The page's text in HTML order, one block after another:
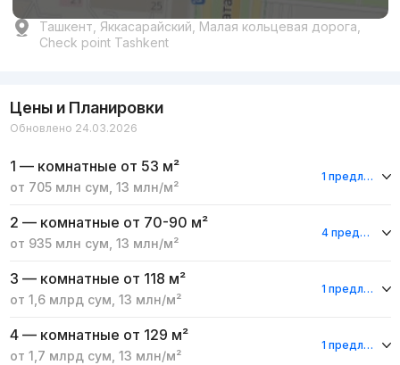
Ташкент, Яккасарайский, Малая кольцевая дорога,
Check point Tashkent
Цены и Планировки
Обновлено 24.03.2026
1 — комнатные от 53 м²
от 705 млн сум 13 млн/м²
1 предложение
2 — комнатные от 70-90 м²
от 935 млн сум 13 млн/м²
4 предложения
3 — комнатные от 118 м²
от 1,6 млрд сум 13 млн/м²
1 предложение
4 — комнатные от 129 м²
от 1,7 млрд сум 13 млн/м²
1 предложение